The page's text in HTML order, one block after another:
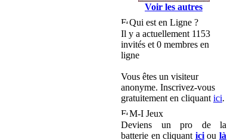
Voir les autres
Qui est en Ligne ?
Il y a actuellement 1153
invités et 0 membres en
ligne
Vous êtes un visiteur
anonyme. Inscrivez-vous
gratuitement en cliquant ici.
M-I Jeux
Deviens un pro de la
batterie en cliquant icioulà